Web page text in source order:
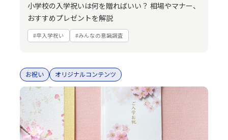
小学校の入学祝いは何を贈ればいい？ 相場やマナー、
おすすめプレゼントを解説
#卒入学祝い #みんなの意識調査
お祝い オリジナルコンテンツ